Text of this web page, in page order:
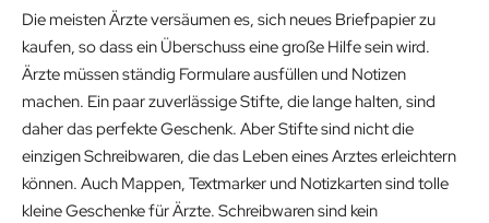
Die meisten Ärzte versäumen es, sich neues Briefpapier zu
kaufen, so dass ein Überschuss eine große Hilfe sein wird.
Ärzte müssen ständig Formulare ausfüllen und Notizen
machen. Ein paar zuverlässige Stifte, die lange halten, sind
daher das perfekte Geschenk. Aber Stifte sind nicht die
einzigen Schreibwaren, die das Leben eines Arztes erleichtern
können. Auch Mappen, Textmarker und Notizkarten sind tolle
kleine Geschenke für Ärzte. Schreibwaren sind kein